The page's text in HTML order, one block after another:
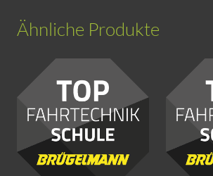
Varianten
Optionen
können
Produktseite
Ähnliche Produkte